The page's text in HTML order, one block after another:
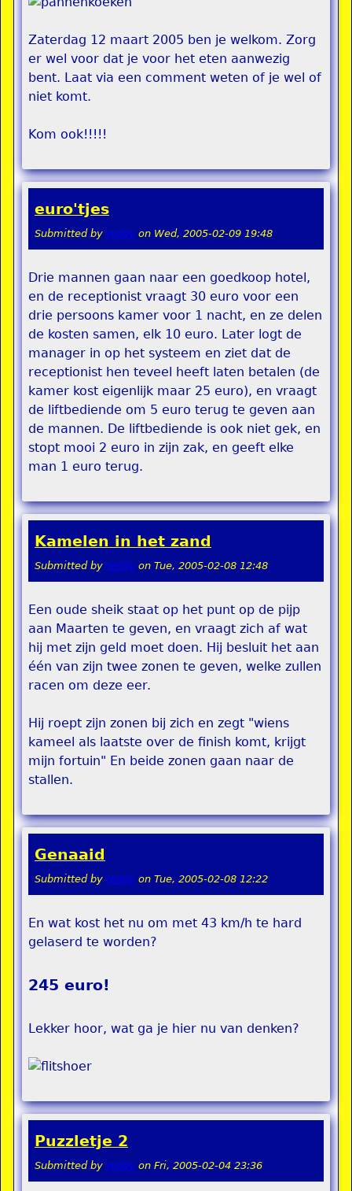
Zaterdag 12 maart 2005 ben je welkom. Zorg
er wel voor dat je voor het eten aanwezig
bent. Laat via een comment weten of je wel of
niet komt.
Kom ook!!!!!
euro'tjes
Submitted by teddy on Wed, 2005-02-09 19:48
Drie mannen gaan naar een goedkoop hotel,
en de receptionist vraagt 30 euro voor een
drie persoons kamer voor 1 nacht, en ze delen
de kosten samen, elk 10 euro. Later logt de
manager in op het systeem en ziet dat de
receptionist hen teveel heeft laten betalen (de
kamer kost eigenlijk maar 25 euro), en vraagt
de liftbediende om 5 euro terug te geven aan
de mannen. De liftbediende is ook niet gek, en
stopt mooi 2 euro in zijn zak, en geeft elke
man 1 euro terug.
Kamelen in het zand
Submitted by teddy on Tue, 2005-02-08 12:48
Een oude sheik staat op het punt op de pijp
aan Maarten te geven, en vraagt zich af wat
hij met zijn geld moet doen. Hij besluit het aan
één van zijn twee zonen te geven, welke zullen
racen om deze eer.
Hij roept zijn zonen bij zich en zegt "wiens
kameel als laatste over de finish komt, krijgt
mijn fortuin" En beide zonen gaan naar de
stallen.
Genaaid
Submitted by teddy on Tue, 2005-02-08 12:22
En wat kost het nu om met 43 km/h te hard
gelaserd te worden?
245 euro!
Lekker hoor, wat ga je hier nu van denken?
Puzzletje 2
Submitted by teddy on Fri, 2005-02-04 23:36